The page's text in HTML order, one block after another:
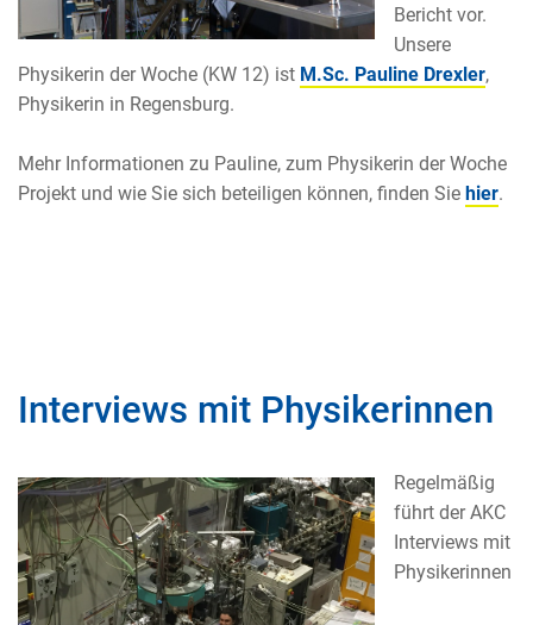
Bericht vor.
Unsere
Physikerin der Woche (KW 12) ist M.Sc. Pauline Drexler,
Physikerin in Regensburg.
Mehr Informationen zu Pauline, zum Physikerin der Woche
Projekt und wie Sie sich beteiligen können, finden Sie hier.
Interviews mit Physikerinnen
Regelmäßig
führt der AKC
Interviews mit
Physikerinnen